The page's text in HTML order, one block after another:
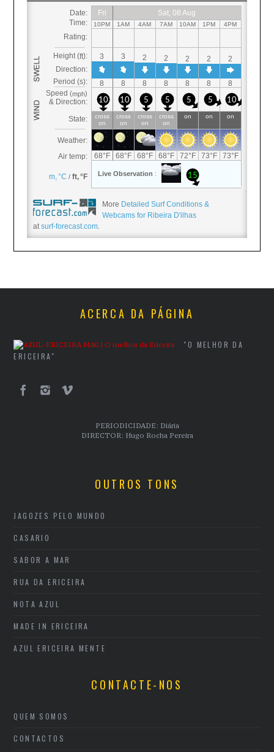
More Detailed Surf Conditions &
Webcams for Ribeira D'ilhas
atsurf-forecast.com.
ACERCA DA PÁGINA
"O MELHOR DA
ERICEIRA"
PERIODICIDADE: Diária
DIRECTOR: Hugo Rocha Pereira
OUTROS TONS
JAGOZES PELO MUNDO
CASARIO
SABOR A MAR
RUA DA ERICEIRA
NOTA AZUL
MADE IN ERICEIRA
AZUL ERICEIRA MENTE
CONTACTE-NOS
QUEM SOMOS
CONTACTOS